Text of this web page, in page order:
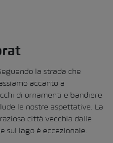
la strada che
accanto a
di ornamenti e bandiere
le nostre aspettative. La
città vecchia dalle
sul lago è eccezionale.